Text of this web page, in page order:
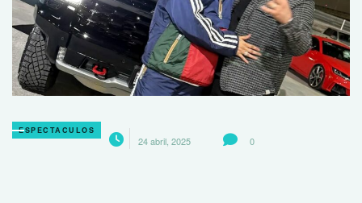
ESPECTACULOS
24 abril, 2025 0